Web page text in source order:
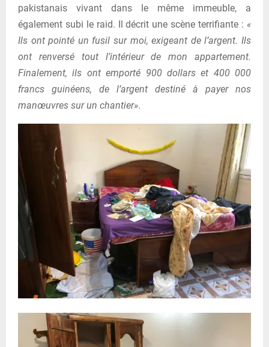
pakistanais vivant dans le même immeuble, a
également subi le raid. Il décrit une scène terrifiante : «
Ils ont pointé un fusil sur moi, exigeant de l’argent. Ils
ont renversé tout l’intérieur de mon appartement.
Finalement, ils ont emporté 900 dollars et 400 000
francs guinéens, de l’argent destiné à payer nos
manœuvres sur un chantier».